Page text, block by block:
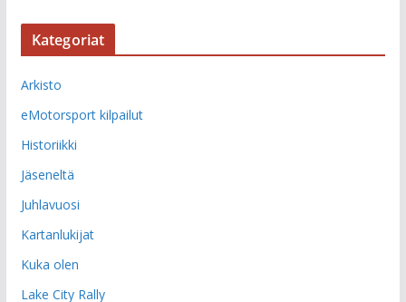
Kategoriat
Arkisto
eMotorsport kilpailut
Historiikki
Jäseneltä
Juhlavuosi
Kartanlukijat
Kuka olen
Lake City Rally